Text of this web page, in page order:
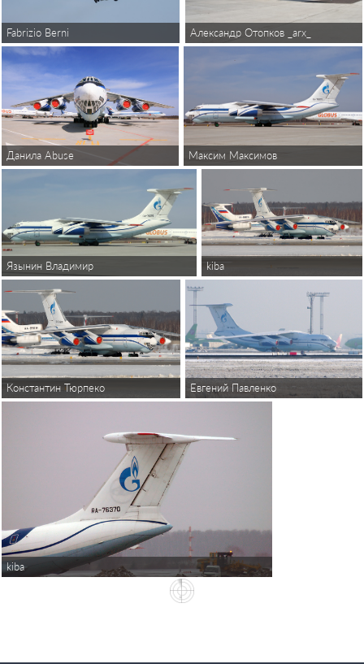
Fabrizio Berni Александр Отопков _arx_
Данила Abuse Максим Максимов
Язынин Владимир kiba
Константин Тюрпеко Евгений Павленко
kiba